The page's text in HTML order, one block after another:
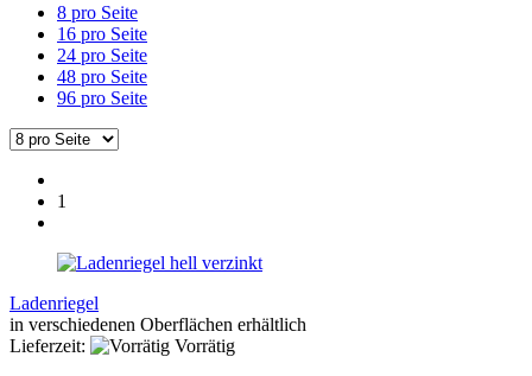
8 pro Seite
16 pro Seite
24 pro Seite
48 pro Seite
96 pro Seite
1
Ladenriegel
in verschiedenen Oberflächen erhältlich
Lieferzeit:
Vorrätig